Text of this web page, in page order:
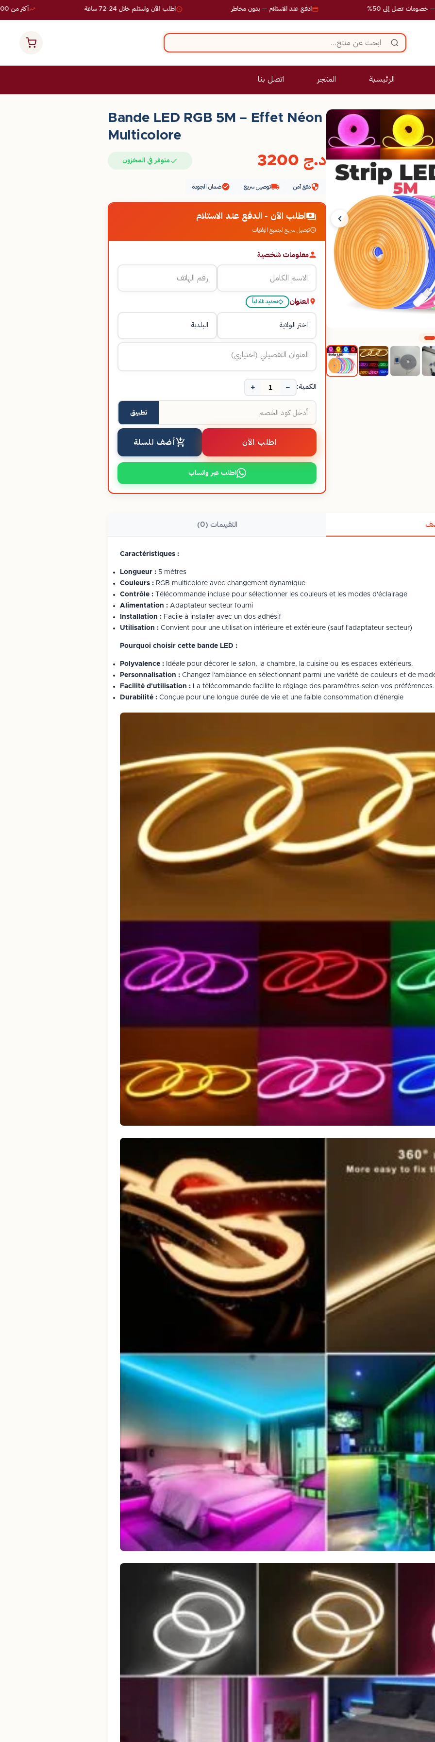
اطلب الآن واستلم خلال 24-72 ساعة ادفع عند الاستلام — بدون مخاطر 50%
الرئيسية المتجر اتصل بنا
Bande LED RGB 5M – Effet Néon
Multicolore
د.ج متوفر في المخزون
دفع آمن توصيل سريع ضمان الجودة
اطلب الآن - الدفع عند الاستلام
توصيل سريع لجميع الولايات
معلومات شخصية
العنوان تحديد تلقائياً
الكمية: −
+
تطبيق
اطلب الآن أضف للسلة
اطلب عبر واتساب
التقييمات (0)
Caractéristiques :
Longueur : 5 mètres
Couleurs : RGB multicolore avec changement dynamique
Contrôle : Télécommande incluse pour sélectionner les couleurs et les modes d'éclairage
Alimentation : Adaptateur secteur fourni
Installation : Facile à installer avec un dos adhésif
Utilisation : Convient pour une utilisation intérieure et extérieure (sauf l'adaptateur secteur)
Pourquoi choisir cette bande LED :
Polyvalence : Idéale pour décorer le salon, la chambre, la cuisine ou les espaces extérieurs.
Personnalisation : Changez l'ambiance en sélectionnant parmi une variété de couleurs et de
Facilité d'utilisation : La télécommande facilite le réglage des paramètres selon vos préférences.
Durabilité : Conçue pour une longue durée de vie et une faible consommation d'énergie